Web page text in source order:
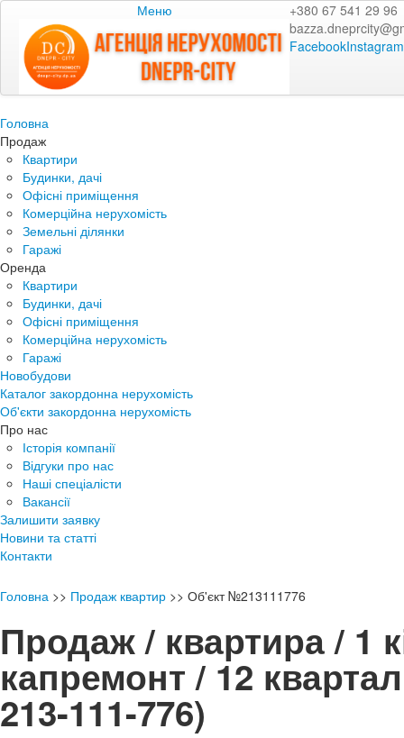
Меню
+380 67 541 29 96
FacebookInstagram
Головна
Продаж
Квартири
Будинки, дачі
Офісні приміщення
Комерційна нерухомість
Земельні ділянки
Гаражі
Оренда
Квартири
Будинки, дачі
Офісні приміщення
Комерційна нерухомість
Гаражі
Новобудови
Каталог закордонна нерухомість
Об'єкти закордонна нерухомість
Про нас
Історія компанії
Відгуки про нас
Наші спеціалісти
Вакансії
Залишити заявку
Новини та статті
Контакти
Головна >> Продаж квартир >> Об'єкт №213111776
Продаж / квартира / 1
капремонт / 12
213-111-776)